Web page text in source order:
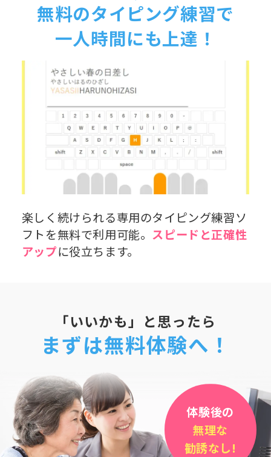
無料のタイピング練習で
一人時間にも上達！
楽しく続けられる専用のタイピング練習ソ
フトを無料で利用可能。 スピードと正確性
アップに役立ちます。
「いいかも」と思ったら
まずは無料体験へ！
体験後の
無理な
勧誘なし!